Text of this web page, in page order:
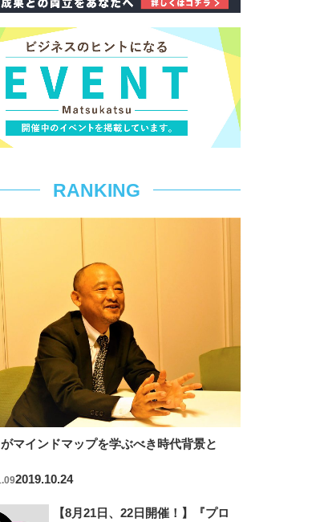
RANKING
マインドマップを学ぶべき時代背景と
2019.10.24
【8月21日、22日開催！】『プロ